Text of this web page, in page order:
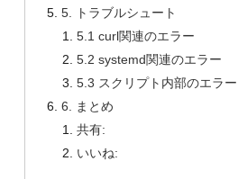
5. トラブルシュート
5.1 curl関連のエラー
5.2 systemd関連のエラー
5.3 スクリプト内部のエラー
6. まとめ
共有:
いいね: